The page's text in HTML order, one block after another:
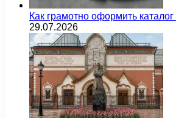
Как грамотно оформить
29.07.2026